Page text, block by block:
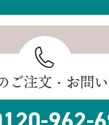
ご注文・お問